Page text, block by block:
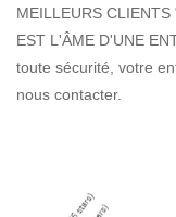
MEILLEURS
EST L'ÂME D'UNE
toute sécurité, votre
nous contacter.